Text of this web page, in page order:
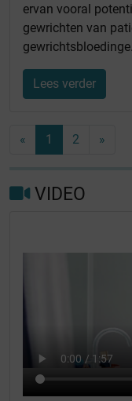
ervan vooral
gewrichten van
Lees verder
« 1 2 »
VIDEO